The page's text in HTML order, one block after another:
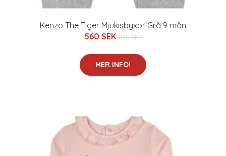
Kenzo The Tiger Mjukisbyxor Grå 9 mån
560 SEK 1120 SEK
MER INFO!